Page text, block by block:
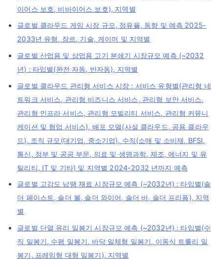
이어스 보호, 비바이어스 보호), 지역별
글로벌 클라우드 게임 시장 규모, 점유율, 동향 및 예측 2025-
2033년 유형, 장르, 기술, 게이머 및 지역별
글로벌 산업용 및 상업용 고기 분쇄기 시장규모 예측 (~2032
년) : 타입별(완전 자동, 반자동), 지역별
글로벌 클라우드 관리형 서비스 시장 : 서비스 유형별(관리형 네
트워크 서비스, 관리형 비즈니스 서비스, 관리형 보안 서비스,
관리형 인프라 서비스, 관리형 모빌리티 서비스, 관리형 커뮤니
케이션 및 협업 서비스), 배포 모델(사설 클라우드, 공용 클라우
드), 조직 규모(대기업, 중소기업), 수직(소매 및 소비재, BFSI,
통신, 정부 및 공공 부문, 의료 및 생명과학, 제조, 에너지 및 유
틸리티, IT 및 기타) 및 지역별 2024-2032 년까지 예측
글로벌 고강도 납땜 재료 시장규모 예측 (~2032년) : 타입별(솔
더 페이스트, 솔더 볼, 솔더 와이어, 솔더 바, 솔더 프리폼), 지역
별
글로벌 단열 유리 밀봉기 시장규모 예측 (~2032년) : 타입별(수
직 밀봉기, 수평 밀봉기, 바닥 일체형 밀봉기, 이동식 트롤리 밀
봉기, 프레임형 대형 밀봉기), 지역별